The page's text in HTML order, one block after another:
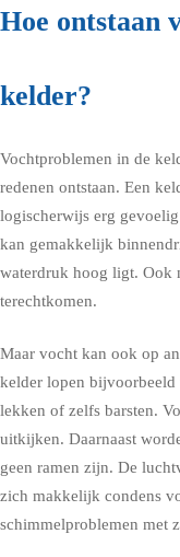
Hoe ontstaan
kelder?
Vochtproblemen in de
redenen ontstaan. Een
logischerwijs erg
kan gemakkelijk
waterdruk hoog ligt. Ook
terechtkomen.
Maar vocht kan ook op
kelder lopen
lekken of zelfs barsten.
uitkijken. Daarnaast
geen ramen zijn. De
zich makkelijk condens
schimmelproblemen met